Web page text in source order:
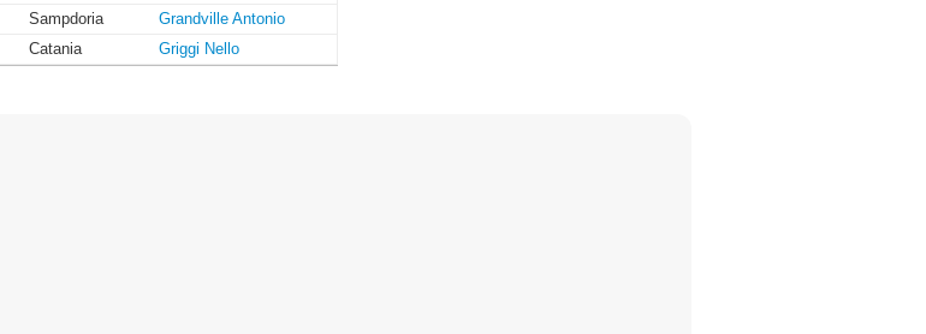
Sampdoria
Grandville Antonio
Catania Griggi Nello